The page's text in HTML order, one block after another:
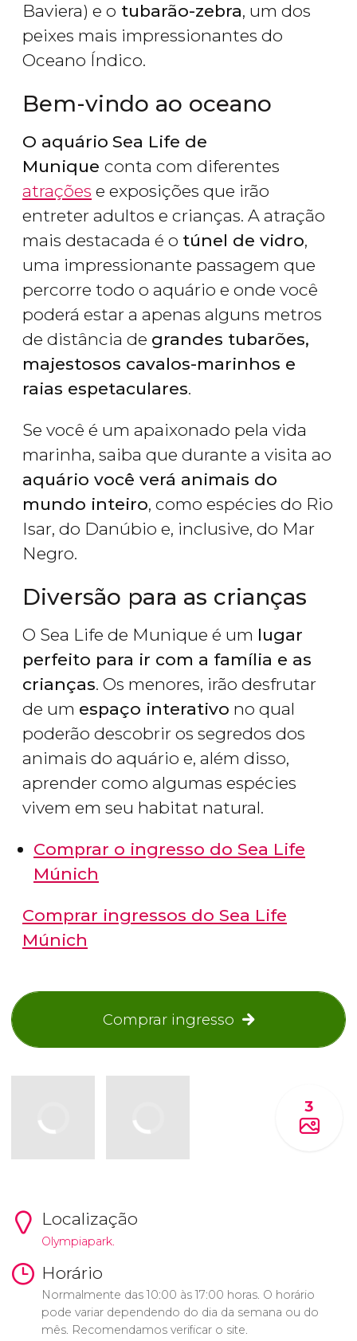
Baviera) e o tubarão-zebra, um dos
peixes mais impressionantes do
Oceano Índico.
Bem-vindo ao oceano
O aquário Sea Life de
Munique conta com diferentes
atrações e exposições que irão
entreter adultos e crianças. A atração
mais destacada é o túnel de vidro,
uma impressionante passagem que
percorre todo o aquário e onde você
poderá estar a apenas alguns metros
de distância de grandes tubarões,
majestosos cavalos-marinhos e
raias espetaculares.
Se você é um apaixonado pela vida
marinha, saiba que durante a visita ao
aquário você verá animais do
mundo inteiro, como espécies do Rio
Isar, do Danúbio e, inclusive, do Mar
Negro.
Diversão para as crianças
O Sea Life de Munique é um lugar
perfeito para ir com a família e as
crianças. Os menores, irão desfrutar
de um espaço interativo no qual
poderão descobrir os segredos dos
animais do aquário e, além disso,
aprender como algumas espécies
vivem em seu habitat natural.
Comprar o ingresso do Sea Life
Múnich
Comprar ingressos do Sea Life
Múnich
Comprar ingresso
3
Localização
Olympiapark.
Horário
Normalmente das 10:00 às 17:00 horas. O horário
pode variar dependendo do dia da semana ou do
mês. Recomendamos verificar o site.